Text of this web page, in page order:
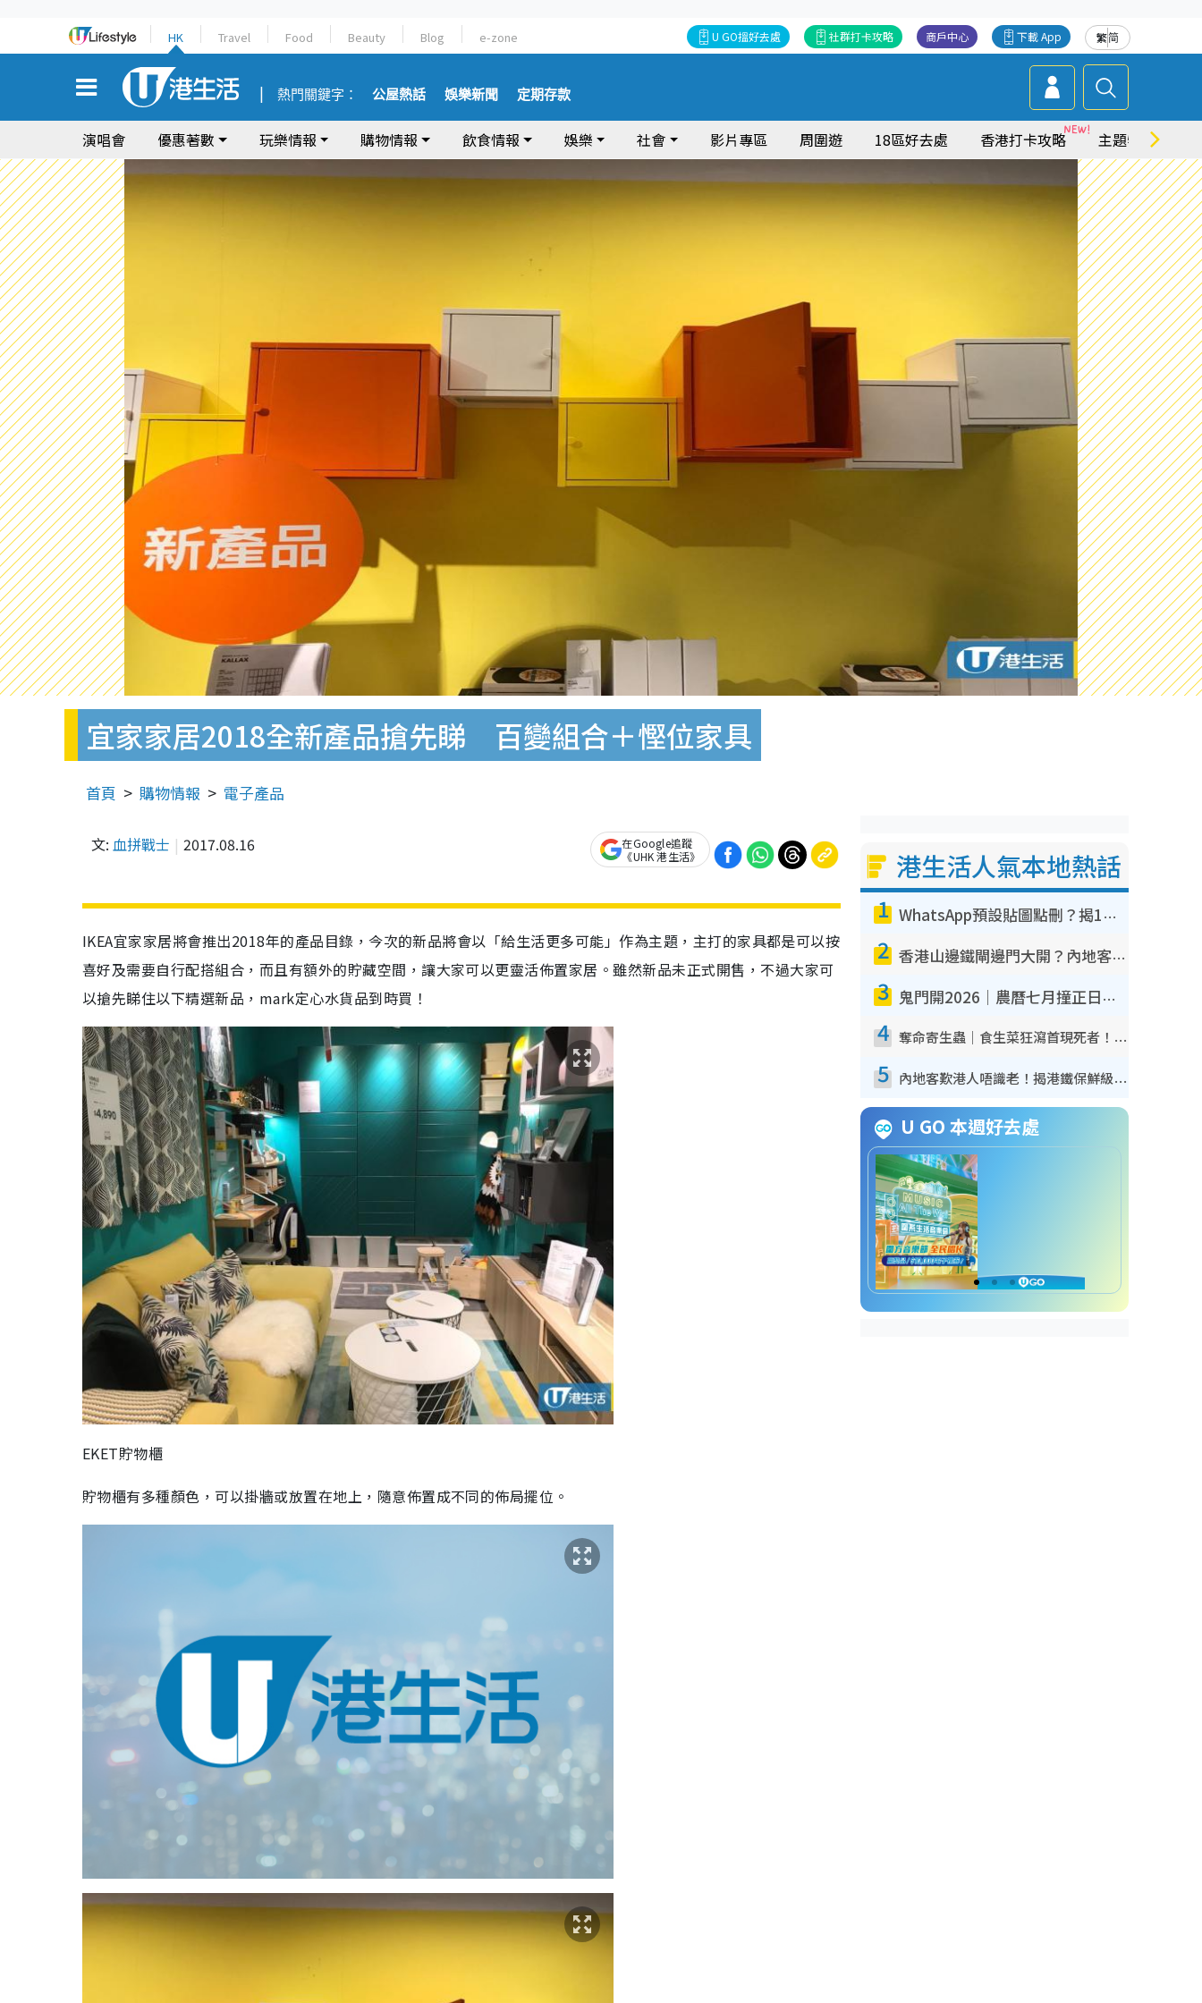
HK Travel Food Beauty Blog e-zone 繁简
下載 App
商戶中心
社群打卡攻略
U GO搵好去處
熱門關鍵字： 公屋熱話 娛樂新聞 定期存款
演唱會 優惠著數 玩樂情報 購物情報 飲食情報 娛樂 社會 影片專區 周圍遊 18區好去處 香港打卡攻略 主題特集
宜家家居2018全新產品搶先睇 百變組合＋慳位家具
首頁 購物情報 電子產品
文: 血拼戰士 2017.08.16
在Google追蹤
《UHK 港生活》
IKEA宜家家居將會推出2018年的產品目錄，今次的新品將會以「給生活更多可能」作為主題，主打的家具都是可以按
喜好及需要自行配搭組合，而且有額外的貯藏空間，讓大家可以更靈活佈置家居。雖然新品未正式開售，不過大家可
以搶先睇住以下精選新品，mark定心水貨品到時買！
EKET貯物櫃
貯物櫃有多種顏色，可以掛牆或放置在地上，隨意佈置成不同的佈局擺位。
港生活人氣本地熱話
1 WhatsApp預設貼圖點刪？揭1招「反向操作」還原簡潔介面 附3步實測教學
2 香港山邊鐵閘邊門大開？內地客困惑意義何在！網民神回覆：呢種叫法理性防禦
3 鬼門開2026｜農曆七月撞正日全食特別邪？專家警告切忌做一事！揭4大禁忌+2招保平安
4 奪命寄生蟲｜食生菜狂瀉首現死者！疫潮惡化錄1.8萬宗病例 揭洗菜3大謬誤
5 內地客歎港人唔識老！揭港鐵保鮮級冷氣 港人求放過：咪投訴
U GO 本週好去處